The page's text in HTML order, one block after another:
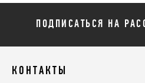
ПОДПИСАТЬСЯ НА
КОНТАКТЫ